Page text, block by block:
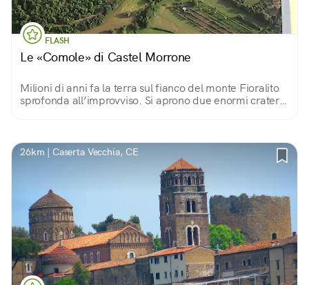
FLASH
Le «Comole» di Castel Morrone
Milioni di anni fa la terra sul fianco del monte Fioralito
sprofonda all’improvviso. Si aprono due enormi crateri
26km | Caserta Vecchia, CE